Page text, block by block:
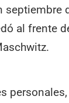
septiembre
al frente